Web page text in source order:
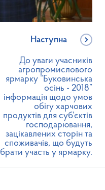
Наступна
До уваги учасників
агропромислового
ярмарку “Буковинська
осінь - 2018”
інформація щодо умов
обігу харчових
продуктів для суб’єктів
господарювання,
зацікавлених сторін та
споживачів, що будуть
брати участь у ярмарку.